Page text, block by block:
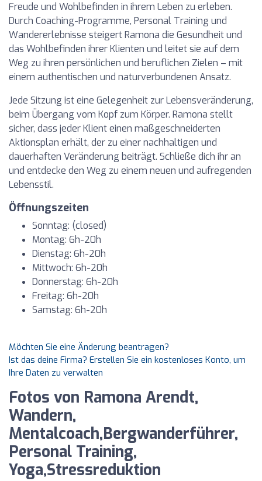
Freude und Wohlbefinden in ihrem Leben zu erleben.
Durch Coaching-Programme, Personal Training und
Wandererlebnisse steigert Ramona die Gesundheit und
das Wohlbefinden ihrer Klienten und leitet sie auf dem
Weg zu ihren persönlichen und beruflichen Zielen – mit
einem authentischen und naturverbundenen Ansatz.
Jede Sitzung ist eine Gelegenheit zur Lebensveränderung,
beim Übergang vom Kopf zum Körper. Ramona stellt
sicher, dass jeder Klient einen maßgeschneiderten
Aktionsplan erhält, der zu einer nachhaltigen und
dauerhaften Veränderung beiträgt. Schließe dich ihr an
und entdecke den Weg zu einem neuen und aufregenden
Lebensstil.
Öffnungszeiten
Sonntag: (closed)
Montag: 6h-20h
Dienstag: 6h-20h
Mittwoch: 6h-20h
Donnerstag: 6h-20h
Freitag: 6h-20h
Samstag: 6h-20h
Möchten Sie eine Änderung beantragen?
Ist das deine Firma? Erstellen Sie ein kostenloses Konto, um
Ihre Daten zu verwalten
Fotos von Ramona Arendt,
Wandern,
Mentalcoach,Bergwanderführer,
Personal Training,
Yoga,Stressreduktion